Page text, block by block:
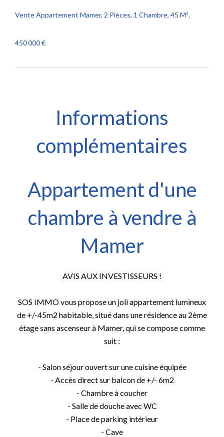
Vente Appartement Mamer, 2 Pièces, 1 Chambre, 45 M²,
450 000 €
Informations
complémentaires
Appartement d'une
chambre à vendre à
Mamer
AVIS AUX INVESTISSEURS !
SOS IMMO vous propose un joli appartement lumineux
de +/-45m2 habitable, situé dans une résidence au 2ème
étage sans ascenseur à Mamer, qui se compose comme
suit :
- Salon séjour ouvert sur une cuisine équipée
- Accès direct sur balcon de +/- 6m2
- Chambre à coucher
- Salle de douche avec WC
- Place de parking intérieur
- Cave